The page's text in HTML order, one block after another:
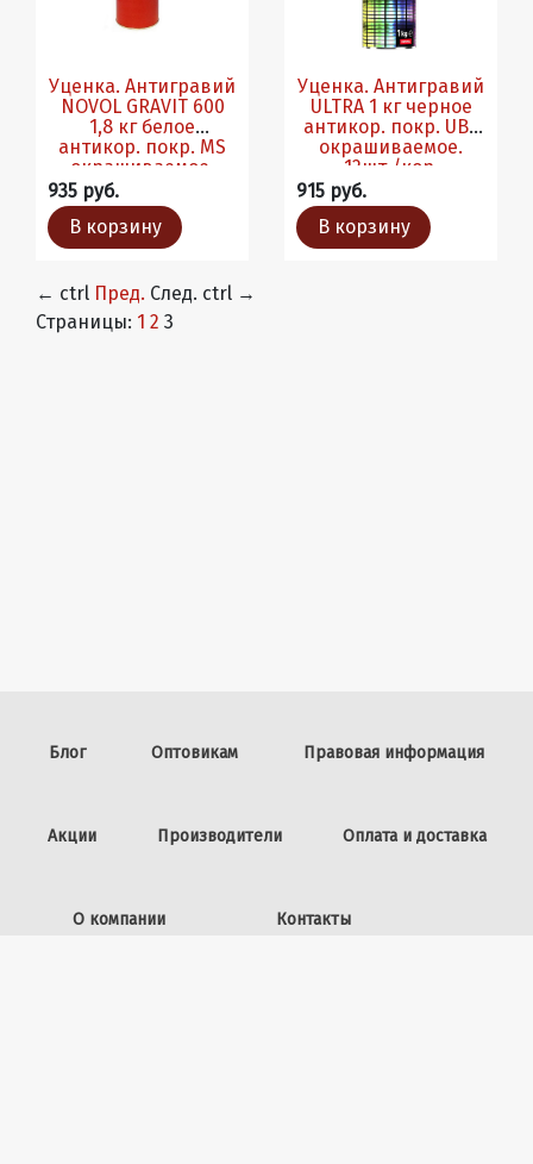
Уценка. Антигравий
NOVOL GRAVIT 600
1,8 кг белое
антикор. покр. MS
окрашиваемое.
8шт./кор.
935 руб.
В корзину
Уценка. Антигравий
ULTRA 1 кг черное
антикор. покр. UBS
окрашиваемое.
12шт./кор.
915 руб.
В корзину
← ctrl Пред. След. ctrl →
Страницы: 1 2 3
Блог Оптовикам Правовая информация
Акции Производители Оплата и доставка
О компании Контакты